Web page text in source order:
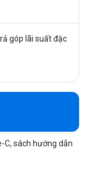
góp lãi suất đặc
C, sách hướng dẫn